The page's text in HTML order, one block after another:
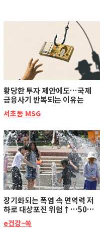
황당한 투자 제안에도…국제
금융사기 반복되는 이유는
서초동 MSG
장기화되는 폭염 속 면역력 저
하로 대상포진 위험↑…50대
이상 주의
e건강~쏙